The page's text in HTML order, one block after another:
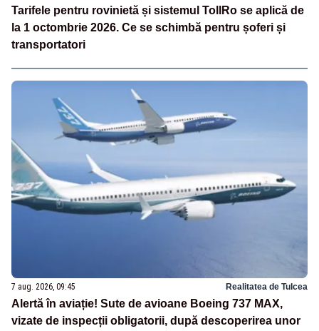
Tarifele pentru rovinietă și sistemul TollRo se aplică de
la 1 octombrie 2026. Ce se schimbă pentru șoferi și
transportatori
7 aug. 2026, 09:45 Realitatea de Tulcea
Alertă în aviație! Sute de avioane Boeing 737 MAX,
vizate de inspecții obligatorii, după descoperirea unor